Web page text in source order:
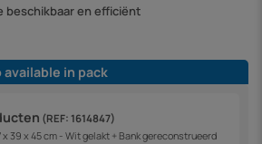
beschikbaar en efficiënt
in pack
(REF: 1614847)
x 39 x 45 cm - Wit gelakt + Bank gereconstrueerd